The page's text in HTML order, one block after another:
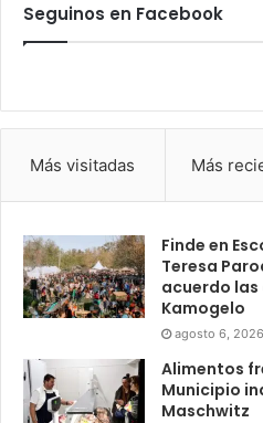
Seguinos en Facebook
Más visitadas Más
Finde en
Teresa
acuerdo las
Kamogelo
agosto 6, 2026
Alimentos
Municipio
Maschwitz